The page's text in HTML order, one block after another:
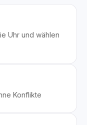
Uhr und wählen
Konflikte